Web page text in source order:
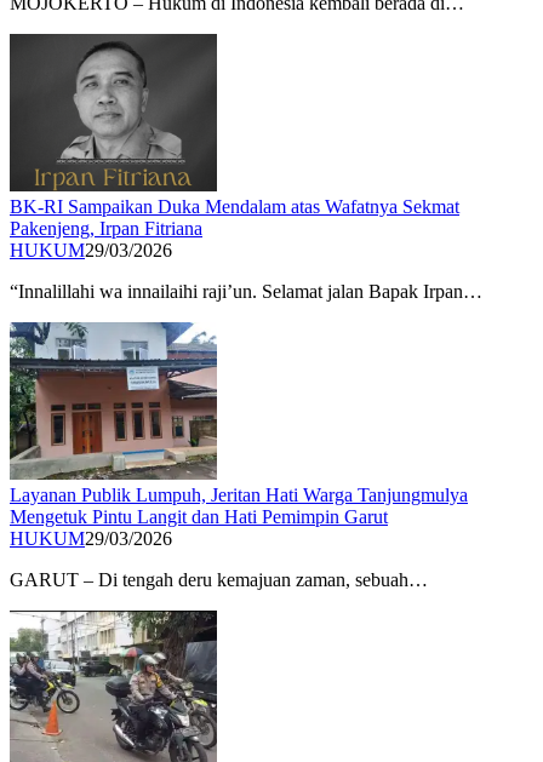
BK-RI Sampaikan Duka Mendalam atas Wafatnya Sekmat
Pakenjeng, Irpan Fitriana
HUKUM29/03/2026
​“Innalillahi wa innailaihi raji’un. Selamat jalan Bapak Irpan…
Layanan Publik Lumpuh, Jeritan Hati Warga Tanjungmulya
Mengetuk Pintu Langit dan Hati Pemimpin Garut
HUKUM29/03/2026
GARUT – Di tengah deru kemajuan zaman, sebuah…